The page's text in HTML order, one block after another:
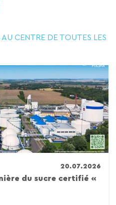
AU CENTRE DE TOUTES LES
20.07.2026
du sucre certifié «